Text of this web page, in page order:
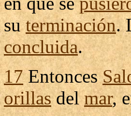
suterminación.
concluida.
17Entonces
orillasdelmar,